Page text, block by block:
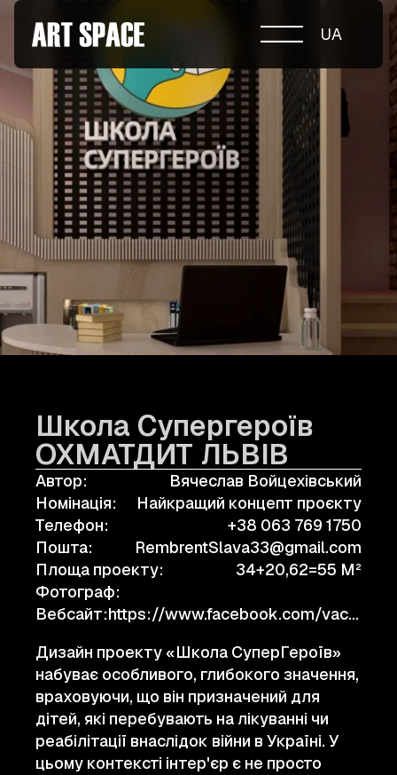
ПРО КОНКУРС
НОМІНАЦІЇ
ПРОЄКТИ 2026
ЖУРІ
ПАРТНЕРИ
НОМІНАНТИ 2025
ПЕРЕМОЖЦІ 2025
КОНТАКТИ
а.harusova@gmail.com
© 2025 Wmaax Studio
UA
Школа Cупергероїв
ОХМАТДИТ ЛЬВІВ
Автор:
Вячеслав Войцехівський
Номінація:
Найкращий концепт проєкту
Телефон:
+38 063 769 1750
Пошта:
RembrentSlava33@gmail.com
Площа проекту:
34+20,62=55 M²
Фотограф:
Вебсайт:
https://www.facebook.com/vaceslav.vojcehivs.kij.649815
Дизайн проекту «Школа СуперГероїв»
набуває особливого, глибокого значення,
враховуючи, що він призначений для
дітей, які перебувають на лікуванні чи
реабілітації внаслідок війни в Україні. У
цьому контексті інтер'єр є не просто